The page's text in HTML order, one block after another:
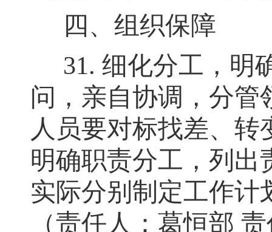
四、组织保障
31. 细化分工 ， 明
问，亲自协调 ， 分管
人员要对标找差、
明确职责分工，列出
实际分别制定工作计
（责任人：葛恒部